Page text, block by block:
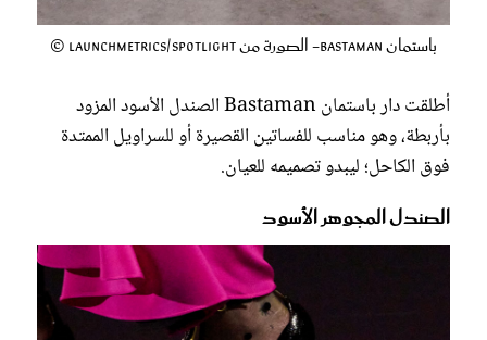
باستمان Bastaman- الصورة من Launchmetrics/Spotlight ©
أطلقت دار باستمان Bastaman الصندل الأسود المزود
بأربطة، وهو مناسب للفساتين القصيرة أو للسراويل الممتدة
فوق الكاحل؛ ليبدو تصميمه للعيان.
الصندل المجوهر الأسود